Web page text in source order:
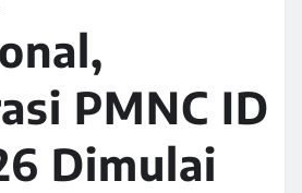
PMNC ID
Dimulai